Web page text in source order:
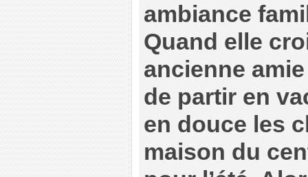
ambiance
Quand elle
ancienne
de partir en
en douce les
maison du